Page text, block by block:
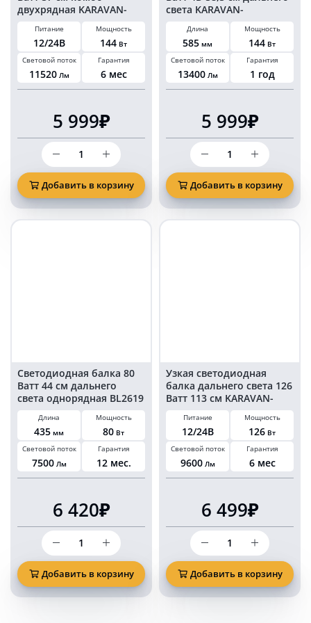
двухрядная KARAVAN-
BL1216144C
Питание
12/24В
Мощность
144 Вт
Световой поток
11520 Лм
Гарантия
6 мес
5 999₽
Количество
товара
Светодиодная
балка
144
Ватт
57
Добавить в корзину
света KARAVAN-
BL1778144S
Длина
585 мм
Мощность
144 Вт
Световой поток
13400 Лм
Гарантия
1 год
5 999₽
Количество
товара
Светодиодная
балка
144
Ватт
4D
Добавить в корзину
Светодиодная балка 80
Ватт 44 см дальнего
света однорядная BL2619
Длина
435 мм
Мощность
80 Вт
Световой поток
7500 Лм
Гарантия
12 мес.
6 420₽
Количество
товара
Светодиодная
балка
80
Ватт
Добавить в корзину
Узкая светодиодная
балка дальнего света 126
Ватт 113 см KARAVAN-
1126Питание
12/24В
Мощность
126 Вт
Световой поток
9600 Лм
Гарантия
6 мес
6 499₽
Количество
товара
Узкая
светодиодная
балка
дальнего
Добавить в корзину